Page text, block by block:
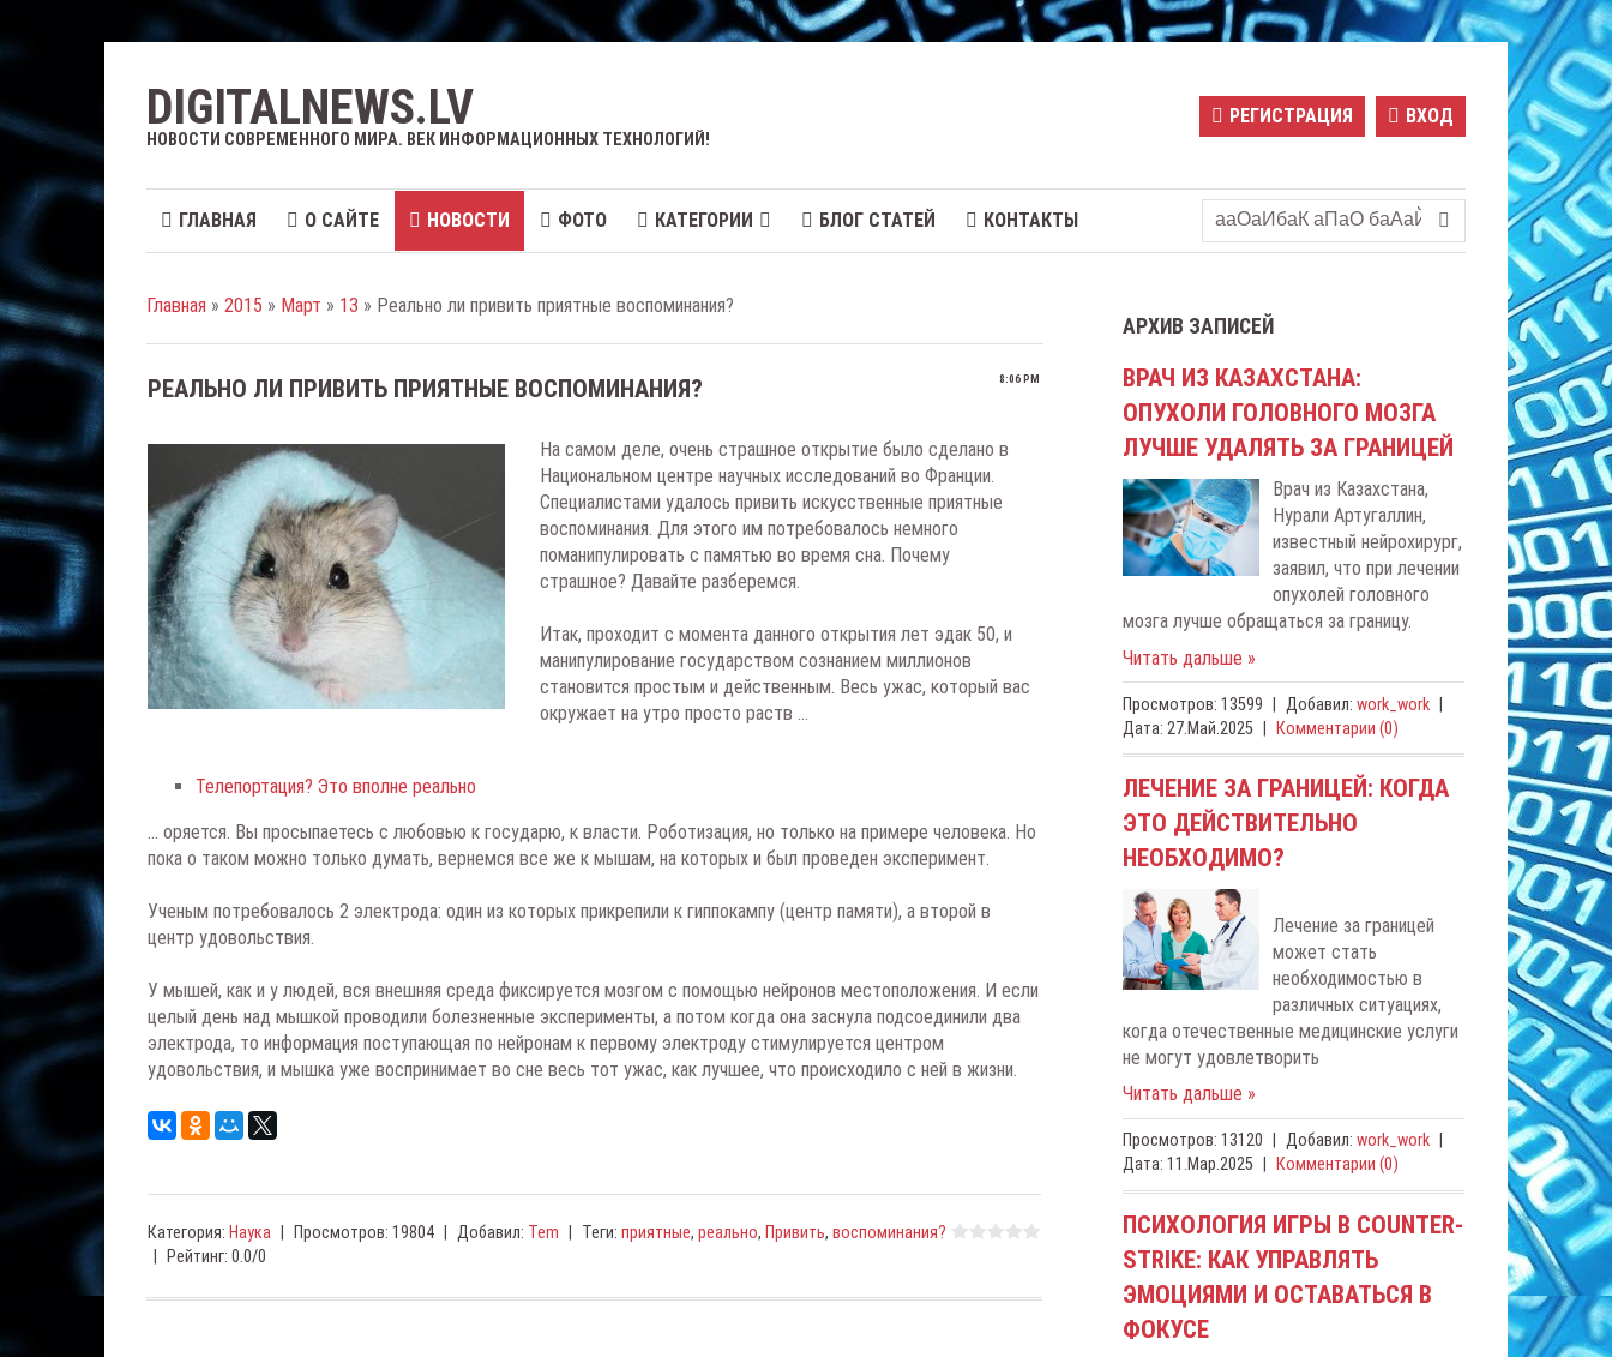
DIGITALNEWS.LV
НОВОСТИ СОВРЕМЕННОГО МИРА. ВЕК ИНФОРМАЦИОННЫХ ТЕХНОЛОГИЙ!
РЕГИСТРАЦИЯ ВХОД
ГЛАВНАЯ О САЙТЕ НОВОСТИ ФОТО КАТЕГОРИИ БЛОГ СТАТЕЙ КОНТАКТЫ
Главная »2015 » Март » 13 » Реально ли привить приятные воспоминания?
8:06 PM
РЕАЛЬНО ЛИ ПРИВИТЬ ПРИЯТНЫЕ ВОСПОМИНАНИЯ?
На самом деле, очень страшное открытие было сделано в
Национальном центре научных исследований во Франции.
Специалистами удалось привить искусственные приятные
воспоминания. Для этого им потребовалось немного
поманипулировать с памятью во время сна. Почему
страшное? Давайте разберемся.
Итак, проходит с момента данного открытия лет эдак 50, и
манипулирование государством сознанием миллионов
становится простым и действенным. Весь ужас, который вас
окружает на утро просто раств ...
Телепортация? Это вполне реально
... оряется. Вы просыпаетесь с любовью к государю, к власти. Роботизация, но только на примере человека. Но
пока о таком можно только думать, вернемся все же к мышам, на которых и был проведен эксперимент.
Ученым потребовалось 2 электрода: один из которых прикрепили к гиппокампу (центр памяти), а второй в
центр удовольствия.
У мышей, как и у людей, вся внешняя среда фиксируется мозгом с помощью нейронов местоположения. И если
целый день над мышкой проводили болезненные эксперименты, а потом когда она заснула подсоединили два
электрода, то информация поступающая по нейронам к первому электроду стимулируется центром
удовольствия, и мышка уже воспринимает во сне весь тот ужас, как лучшее, что происходило с ней в жизни.
Категория: Наука Просмотров: 19804 Добавил: Tem Теги: приятные,реально, Привить,воспоминания?
Рейтинг: 0.0/0
АРХИВ ЗАПИСЕЙ
ВРАЧ ИЗ КАЗАХСТАНА:
ОПУХОЛИ ГОЛОВНОГО МОЗГА
ЛУЧШЕ УДАЛЯТЬ ЗА ГРАНИЦЕЙ
Врач из Казахстана,
Нурали Артугаллин,
известный нейрохирург,
заявил, что при лечении
опухолей головного
мозга лучше обращаться за границу.
Читать дальше »
Просмотров: 13599 Добавил: work_work
Дата: 27.Май.2025 Комментарии (0)
ЛЕЧЕНИЕ ЗА ГРАНИЦЕЙ: КОГДА
ЭТО ДЕЙСТВИТЕЛЬНО
НЕОБХОДИМО?
Лечение за границей
может стать
необходимостью в
различных ситуациях,
когда отечественные медицинские услуги
не могут удовлетворить
Читать дальше »
Просмотров: 13120 Добавил: work_work
Дата: 11.Мар.2025 Комментарии (0)
ПСИХОЛОГИЯ ИГРЫ В COUNTER-
STRIKE: КАК УПРАВЛЯТЬ
ЭМОЦИЯМИ И ОСТАВАТЬСЯ В
ФОКУСЕ